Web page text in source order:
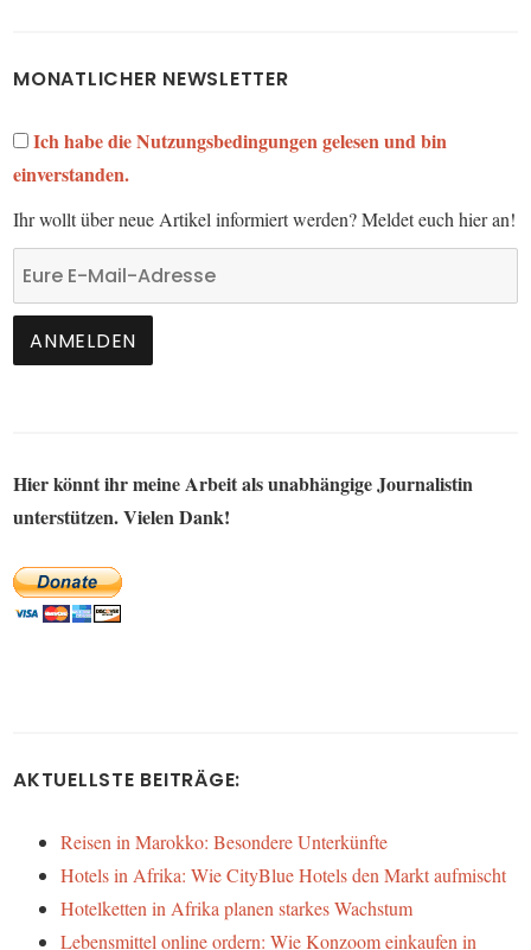
MONATLICHER NEWSLETTER
Ich habe die Nutzungsbedingungen gelesen und bin
einverstanden.
Ihr wollt über neue Artikel informiert werden? Meldet euch hier an!
Hier könnt ihr meine Arbeit als unabhängige Journalistin
unterstützen. Vielen Dank!
AKTUELLSTE BEITRÄGE:
Reisen in Marokko: Besondere Unterkünfte
Hotels in Afrika: Wie CityBlue Hotels den Markt aufmischt
Hotelketten in Afrika planen starkes Wachstum
Lebensmittel online ordern: Wie Konzoom einkaufen in